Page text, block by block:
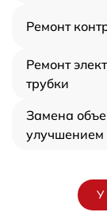
Ремонт
Ремонт
трубки
Замена
улучшением
У